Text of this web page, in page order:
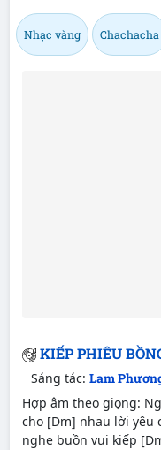
Nhạc vàng Chachacha
KIẾP PHIÊU
Sáng tác: Lam
Hợp âm theo giọng:
cho [Dm] nhau lời yêu
nghe buồn vui kiếp